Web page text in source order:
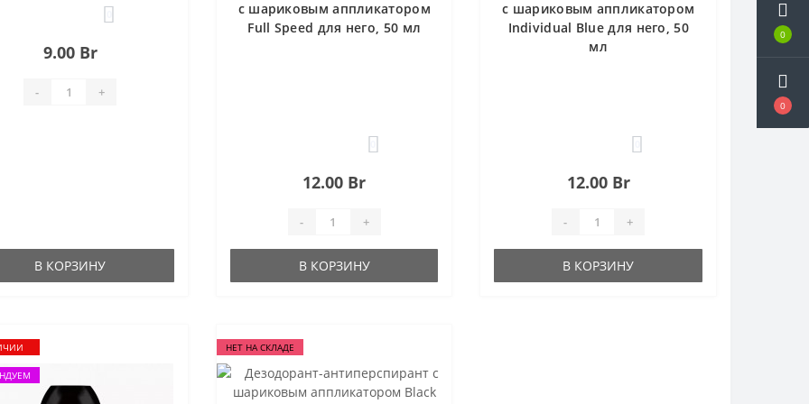
0
0
9.00 Br
- +
В КОРЗИНУ
с шариковым аппликатором
Full Speed для него, 50 мл
12.00 Br
- +
В КОРЗИНУ
с шариковым аппликатором
Individual Blue для него, 50
мл
12.00 Br
- +
В КОРЗИНУ
НЕТ НА СКЛАДЕ